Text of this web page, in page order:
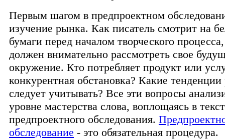
Первым шагом в предпроектном
изучение рынка. Как писатель смотрит на
бумаги перед началом творческого
должен внимательно рассмотреть свое
окружение. Кто потребляет продукт или
конкурентная обстановка? Какие
следует учитывать? Все эти вопросы
уровне мастерства слова, воплощаясь в
предпроектного обследования.
обследование - это обязательная процедура.